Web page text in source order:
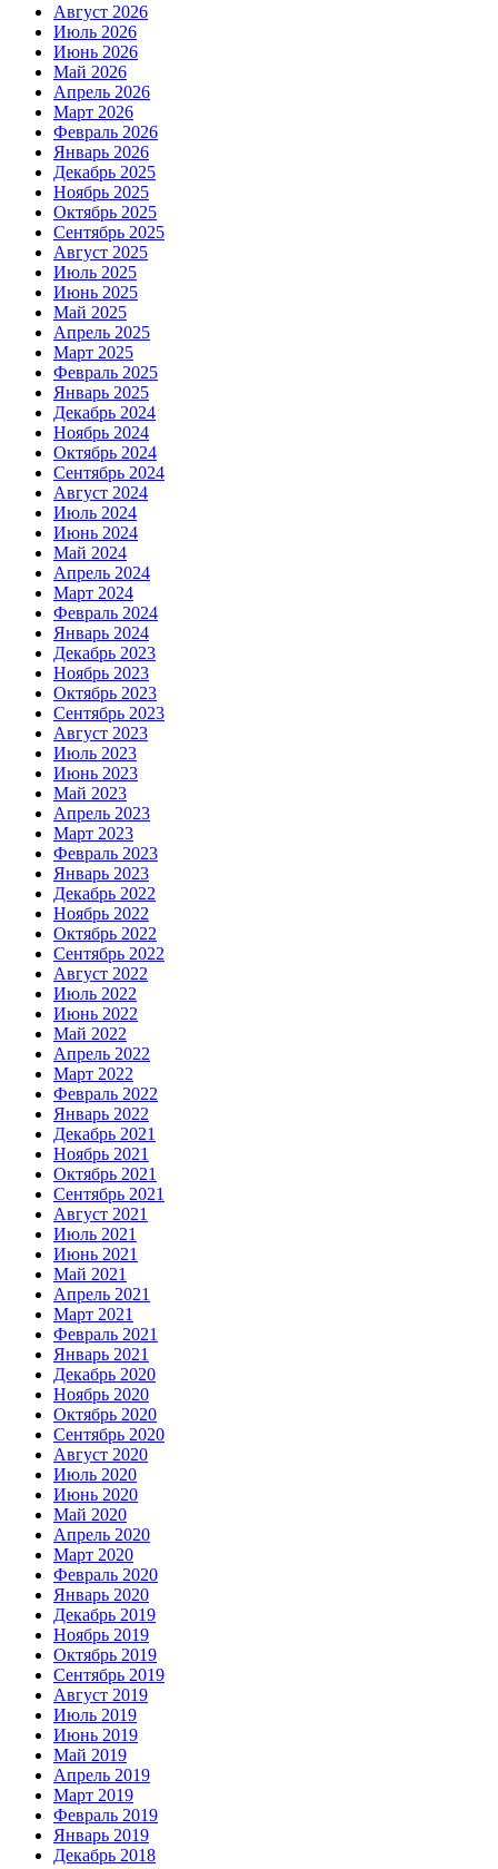
Август 2026
Июль 2026
Июнь 2026
Май 2026
Апрель 2026
Март 2026
Февраль 2026
Январь 2026
Декабрь 2025
Ноябрь 2025
Октябрь 2025
Сентябрь 2025
Август 2025
Июль 2025
Июнь 2025
Май 2025
Апрель 2025
Март 2025
Февраль 2025
Январь 2025
Декабрь 2024
Ноябрь 2024
Октябрь 2024
Сентябрь 2024
Август 2024
Июль 2024
Июнь 2024
Май 2024
Апрель 2024
Март 2024
Февраль 2024
Январь 2024
Декабрь 2023
Ноябрь 2023
Октябрь 2023
Сентябрь 2023
Август 2023
Июль 2023
Июнь 2023
Май 2023
Апрель 2023
Март 2023
Февраль 2023
Январь 2023
Декабрь 2022
Ноябрь 2022
Октябрь 2022
Сентябрь 2022
Август 2022
Июль 2022
Июнь 2022
Май 2022
Апрель 2022
Март 2022
Февраль 2022
Январь 2022
Декабрь 2021
Ноябрь 2021
Октябрь 2021
Сентябрь 2021
Август 2021
Июль 2021
Июнь 2021
Май 2021
Апрель 2021
Март 2021
Февраль 2021
Январь 2021
Декабрь 2020
Ноябрь 2020
Октябрь 2020
Сентябрь 2020
Август 2020
Июль 2020
Июнь 2020
Май 2020
Апрель 2020
Март 2020
Февраль 2020
Январь 2020
Декабрь 2019
Ноябрь 2019
Октябрь 2019
Сентябрь 2019
Август 2019
Июль 2019
Июнь 2019
Май 2019
Апрель 2019
Март 2019
Февраль 2019
Январь 2019
Декабрь 2018